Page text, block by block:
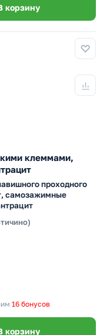
корзину
клеммами,
проходного
самозажимные
16 бонусов
корзину